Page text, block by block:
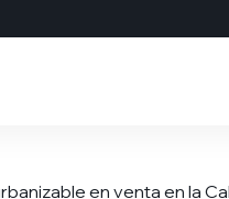
en venta en la